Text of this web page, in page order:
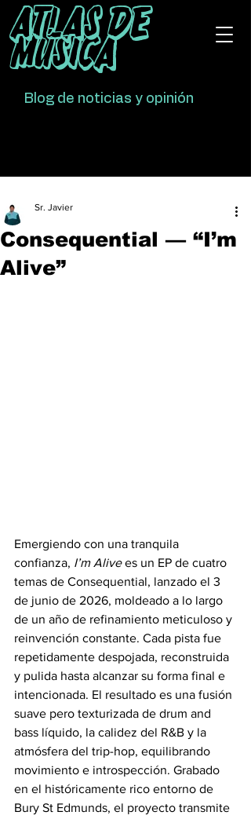
Atlas De
Música
Blog de noticias y opinión
Consequential — “I’m
Alive”
Sr. Javier
Emergiendo con una tranquila
confianza, I’m Alive es un EP de cuatro
temas de Consequential, lanzado el 3
de junio de 2026, moldeado a lo largo
de un año de refinamiento meticuloso y
reinvención constante. Cada pista fue
repetidamente despojada, reconstruida
y pulida hasta alcanzar su forma final e
intencionada. El resultado es una fusión
suave pero texturizada de drum and
bass líquido, la calidez del R&B y la
atmósfera del trip-hop, equilibrando
movimiento e introspección. Grabado
en el históricamente rico entorno de
Bury St Edmunds, el proyecto transmite